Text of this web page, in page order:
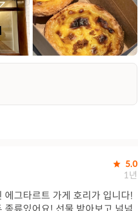
5.0
1년
그타르트 가게 호리가 입니다!